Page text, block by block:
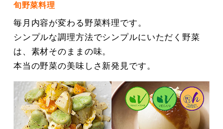
旬野菜料理
毎月内容が変わる野菜料理です。
シンプルな調理方法でシンプルにいただく野菜
は、素材そのままの味。
本当の野菜の美味しさ新発見です。